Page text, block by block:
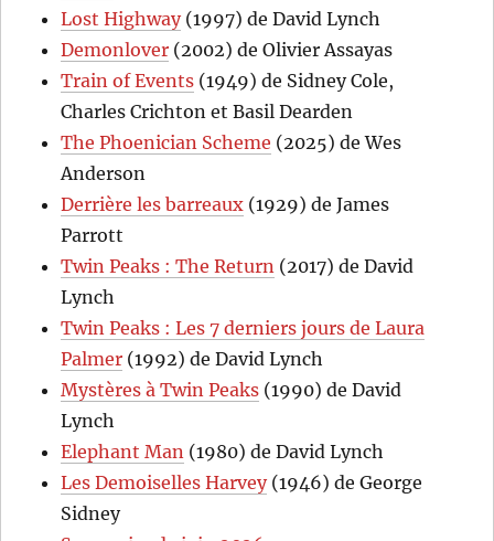
Lost Highway(1997) de David Lynch
Demonlover (2002) de Olivier Assayas
Train of Events (1949) de Sidney Cole,
Charles Crichton et Basil Dearden
The Phoenician Scheme (2025) de Wes
Anderson
Derrière les barreaux (1929) de James
Parrott
Twin Peaks : The Return (2017) de David
Lynch
Twin Peaks : Les 7 derniers jours de Laura
Palmer (1992) de David Lynch
Mystères à Twin Peaks (1990) de David
Lynch
Elephant Man (1980) de David Lynch
Les Demoiselles Harvey(1946) de George
Sidney